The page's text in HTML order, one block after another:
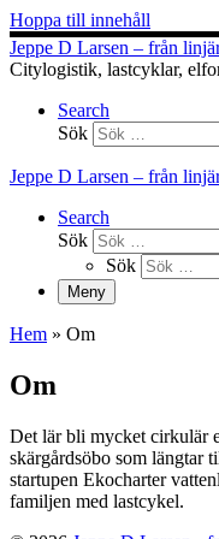
Hoppa till innehåll
Jeppe D Larsen – från
Citylogistik, lastcyklar,
Search
Sök
Jeppe D Larsen – från
Search
Sök
Sök
Meny
Hem » Om
Om
Det lär bli mycket cirkulär
skärgårdsöbo som längtar
startupen Ekocharter
familjen med lastcykel.